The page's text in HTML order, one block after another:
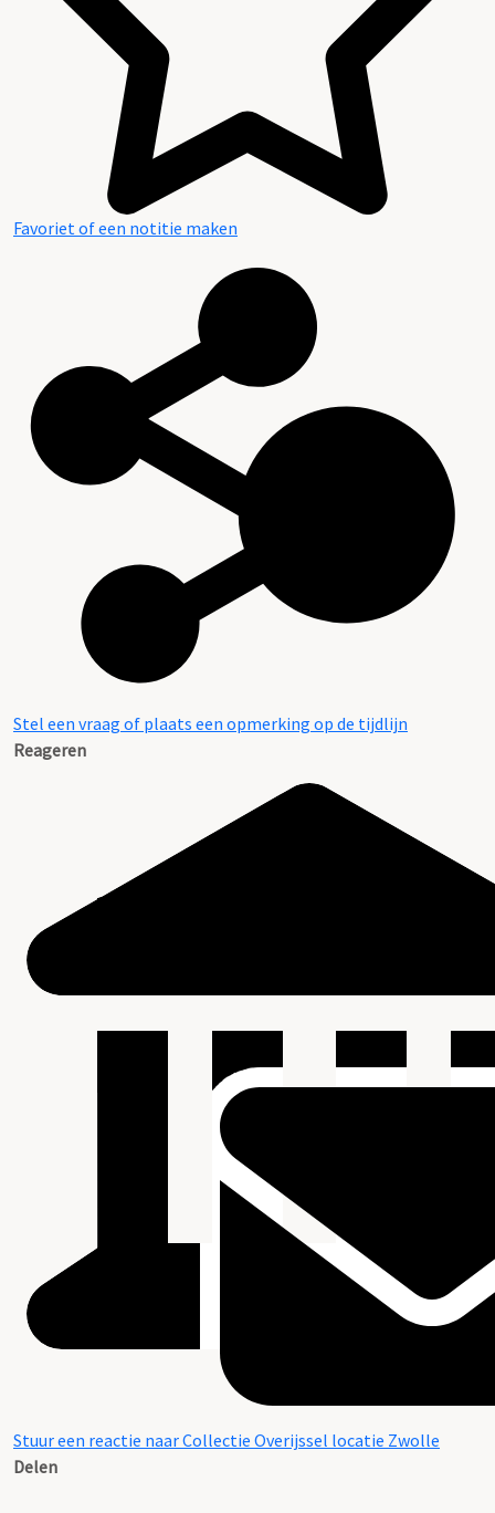
Favoriet of een notitie maken
Stel een vraag of plaats een opmerking op de tijdlijn
Reageren
Stuur een reactie naar Collectie Overijssel locatie Zwolle
Delen